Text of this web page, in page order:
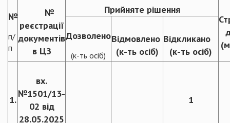
№
п/
п
№
реєстрації
документів
в ЦЗ
Прийняте рішення
Дозволено
(к-ть осіб)
Відмовлено
(к-ть осіб)
Відкликано
(к-ть осіб)
1.
вх.
№1501/13-
02 від
28.05.2025
1